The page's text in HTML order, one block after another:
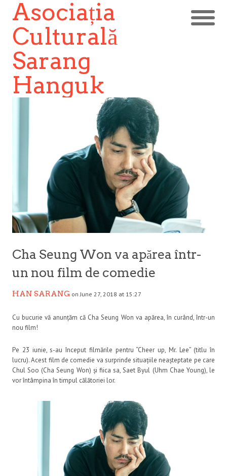
Asociația
Culturală
Sarang
Hanguk
Cha Seung Won va apărea într-
un nou film de comedie
HAN SARANG on June 27, 2018 at 15:27
Cu bucurie vă anunțăm că Cha Seung Won va apărea, în curând, într-un
nou film!
Pe 23 iunie, s-au început filmările pentru “Cheer up, Mr. Lee” (titlu în
lucru). Acest film de comedie va surprinde situațiile neașteptate pe care
Chul Soo (Cha Seung Won) și fiica sa, Saet Byul (Uhm Chae Young), le
vor întâmpina în timpul călătoriei lor.